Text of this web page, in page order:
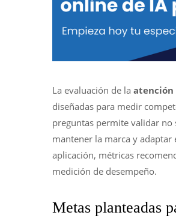
La evaluación de la
diseñadas para medir
preguntas permite validar
mantener la marca y adaptar
aplicación, métricas
medición de desempeño.
Metas planteadas